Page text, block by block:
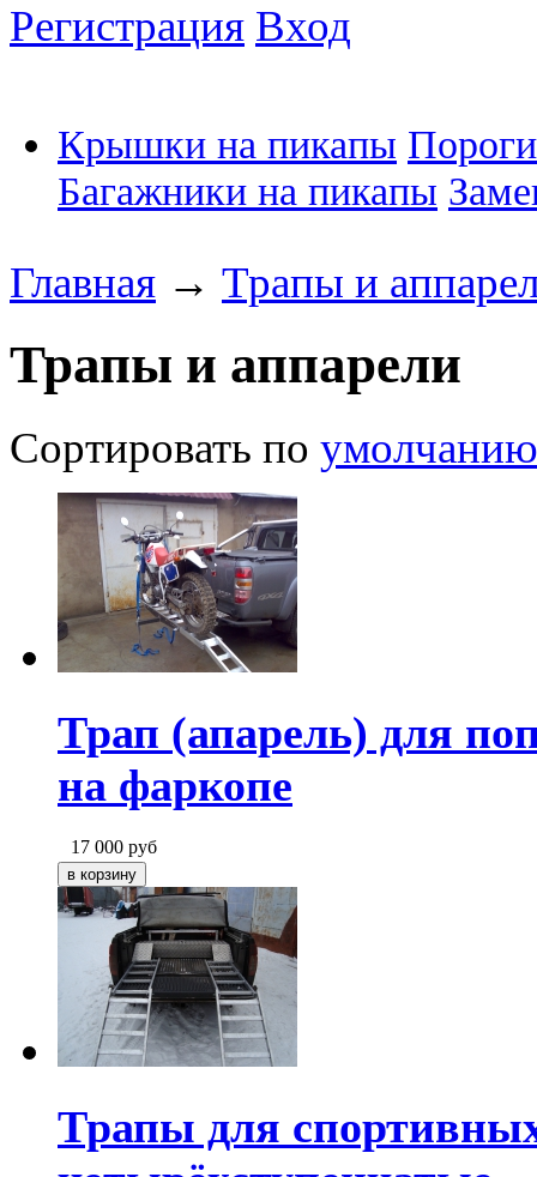
Регистрация Вход
Крышки на пикапы
Багажники на пикапы
Главная → Трапы и
Трапы и аппарели
Сортировать по умолчанию
Трап (апарель) для
на фаркопе
17 000 руб
Трапы для